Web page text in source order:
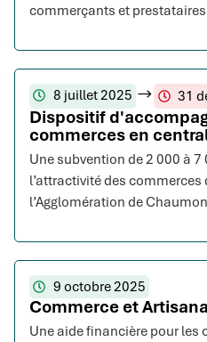
commerçants et
8 juillet 2025 31
Dispositif
commerces en
Une subvention de 2 000 à
l’attractivité des
l’Agglomération de
9 octobre 2025
Commerce et
Une aide financière pour